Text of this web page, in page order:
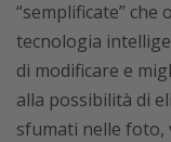
“semplificate”
tecnologia
di modificare e
alla possibilità di
sfumati nelle foto,